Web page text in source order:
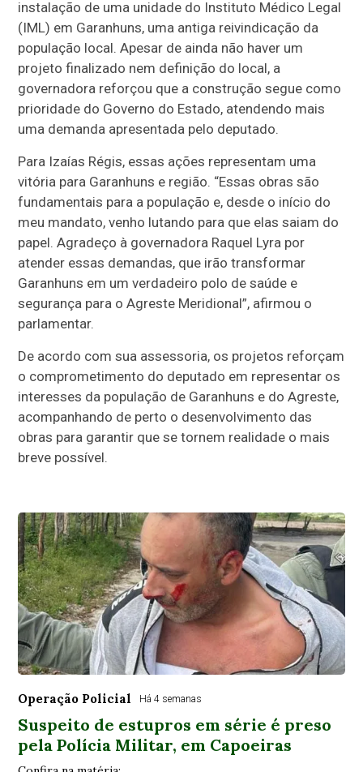
instalação de uma unidade do Instituto Médico Legal
(IML) em Garanhuns, uma antiga reivindicação da
população local. Apesar de ainda não haver um
projeto finalizado nem definição do local, a
governadora reforçou que a construção segue como
prioridade do Governo do Estado, atendendo mais
uma demanda apresentada pelo deputado.
Para Izaías Régis, essas ações representam uma
vitória para Garanhuns e região. “Essas obras são
fundamentais para a população e, desde o início do
meu mandato, venho lutando para que elas saiam do
papel. Agradeço à governadora Raquel Lyra por
atender essas demandas, que irão transformar
Garanhuns em um verdadeiro polo de saúde e
segurança para o Agreste Meridional”, afirmou o
parlamentar.
De acordo com sua assessoria, os projetos reforçam
o comprometimento do deputado em representar os
interesses da população de Garanhuns e do Agreste,
acompanhando de perto o desenvolvimento das
obras para garantir que se tornem realidade o mais
breve possível.
Operação Policial Há 4 semanas
Suspeito de estupros em série é preso
pela Polícia Militar, em Capoeiras